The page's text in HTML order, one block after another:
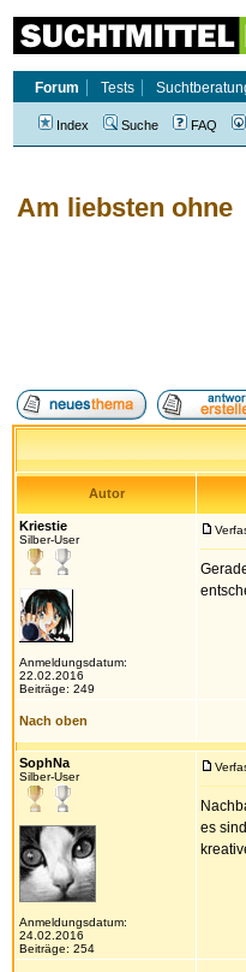
Am liebsten ohne
Autor
Kriestie
Silber-User
Anmeldungsdatum:
22.02.2016
Beiträge: 249
Nach oben
SophNa
Silber-User
Anmeldungsdatum:
24.02.2016
Beiträge: 254
es
Forum
Tests
Index Suche FAQ